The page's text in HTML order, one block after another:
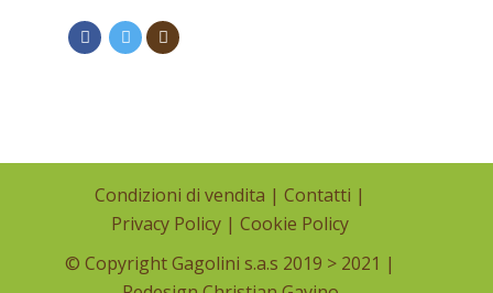
Condizioni di vendita | Contatti |
Privacy Policy | Cookie Policy
© Copyright Gagolini s.a.s 2019 > 2021 |